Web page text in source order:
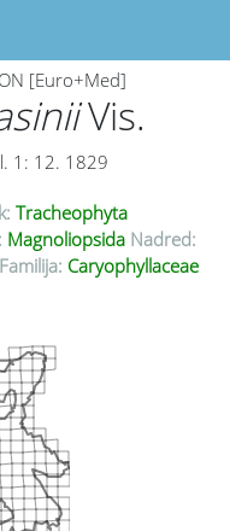
[Euro+Med]
Vis.
1: 12. 1829
Tracheophyta
Magnoliopsida Nadred:
Familija: Caryophyllaceae